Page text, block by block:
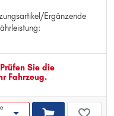
Ergänzende
Schwungradschrauben
Sie die
Fahrzeug.